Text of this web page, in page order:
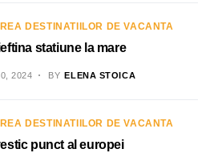
DESTINATIILOR DE VACANTA
statiune la mare
2024 BY ELENA STOICA
DESTINATIILOR DE VACANTA
punct al europei